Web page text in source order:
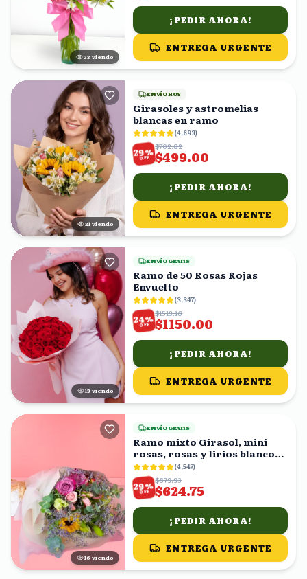
24 viendo
¡PEDIR AHORA!
ENTREGA URGENTE
22 viendo
ENVÍO HOY
Girasoles y astromelias
blancas en ramo
(4,693)
29%
OFF
$702.82
$499.00
¡PEDIR AHORA!
ENTREGA URGENTE
13 viendo
ENVÍO GRATIS
Ramo de 50 Rosas Rojas
Envuelto
(3,347)
24%
OFF
$1513.16
$1150.00
¡PEDIR AHORA!
ENTREGA URGENTE
15 viendo
ENVÍO GRATIS
Ramo mixto Girasol, mini
rosas, rosas y lirios blancos
en ramo(4,547)
29%
OFF
$879.93
$624.75
¡PEDIR AHORA!
ENTREGA URGENTE